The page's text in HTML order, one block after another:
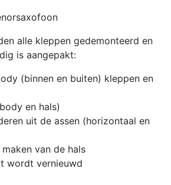
alle kleppen gedemonteerd en
is aangepakt:
(binnen en buiten) kleppen en
en hals)
uit de assen (horizontaal en
van de hals
wordt vernieuwd